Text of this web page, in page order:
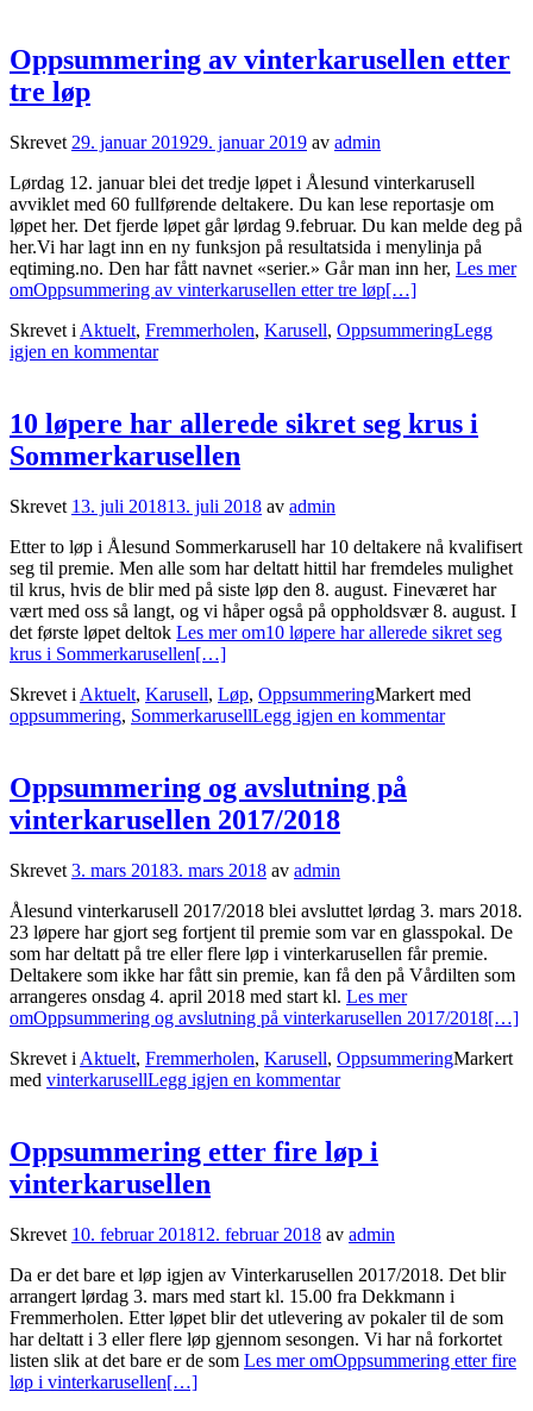
Oppsummering av vinterkarusellen etter
tre løp
Skrevet 29. januar 201929. januar 2019 av admin
Lørdag 12. januar blei det tredje løpet i Ålesund vinterkarusell
avviklet med 60 fullførende deltakere. Du kan lese reportasje om
løpet her. Det fjerde løpet går lørdag 9.februar. Du kan melde deg på
her.Vi har lagt inn en ny funksjon på resultatsida i menylinja på
eqtiming.no. Den har fått navnet «serier.» Går man inn her, Les mer
omOppsummering av vinterkarusellen etter tre løp[…]
Skrevet i Aktuelt, Fremmerholen, Karusell, OppsummeringLegg
igjen en kommentar
10 løpere har allerede sikret seg krus i
Sommerkarusellen
Skrevet 13. juli 201813. juli 2018 av admin
Etter to løp i Ålesund Sommerkarusell har 10 deltakere nå kvalifisert
seg til premie. Men alle som har deltatt hittil har fremdeles mulighet
til krus, hvis de blir med på siste løp den 8. august. Fineværet har
vært med oss så langt, og vi håper også på oppholdsvær 8. august. I
det første løpet deltok Les mer om10 løpere har allerede sikret seg
krus i Sommerkarusellen[…]
Skrevet i Aktuelt, Karusell, Løp, OppsummeringMarkert med
oppsummering, SommerkarusellLegg igjen en kommentar
Oppsummering og avslutning på
vinterkarusellen 2017/2018
Skrevet 3. mars 20183. mars 2018 av admin
Ålesund vinterkarusell 2017/2018 blei avsluttet lørdag 3. mars 2018.
23 løpere har gjort seg fortjent til premie som var en glasspokal. De
som har deltatt på tre eller flere løp i vinterkarusellen får premie.
Deltakere som ikke har fått sin premie, kan få den på Vårdilten som
arrangeres onsdag 4. april 2018 med start kl. Les mer
omOppsummering og avslutning på vinterkarusellen 2017/2018[…]
Skrevet i Aktuelt, Fremmerholen, Karusell, OppsummeringMarkert
med vinterkarusellLegg igjen en kommentar
Oppsummering etter fire løp i
vinterkarusellen
Skrevet 10. februar 201812. februar 2018 av admin
Da er det bare et løp igjen av Vinterkarusellen 2017/2018. Det blir
arrangert lørdag 3. mars med start kl. 15.00 fra Dekkmann i
Fremmerholen. Etter løpet blir det utlevering av pokaler til de som
har deltatt i 3 eller flere løp gjennom sesongen. Vi har nå forkortet
listen slik at det bare er de som Les mer omOppsummering etter fire
løp i vinterkarusellen[…]